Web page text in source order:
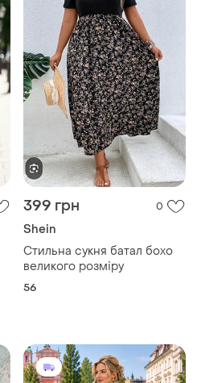
399 грн 0
Shein
Стильна сукня батал бохо
великого розміру
56